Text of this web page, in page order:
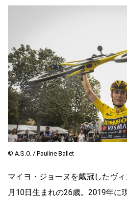
©︎ A.S.O. / Pauline Ballet
マイヨ・ジョーヌを戴冠したヴ
月10日生まれの26歳。2019年に